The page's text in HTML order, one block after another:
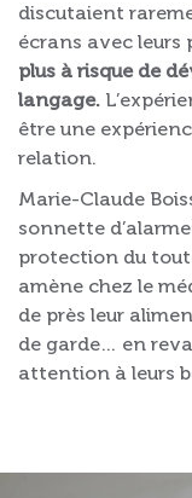
discutaient
écrans avec
plus à risque de
langage.
être une
relation.
Marie-Claude
sonnette d’alarme
protection du
amène chez le
de près leur
de garde… en
attention à leurs